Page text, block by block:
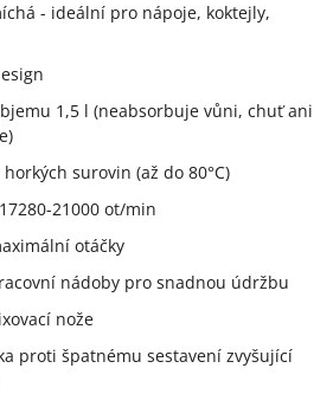
- ideální pro nápoje, koktejly,
1,5 l (neabsorbuje vůni, chuť ani
surovin (až do 80°C)
21000 ot/min
otáčky
nádoby pro snadnou údržbu
nože
proti špatnému sestavení zvyšující